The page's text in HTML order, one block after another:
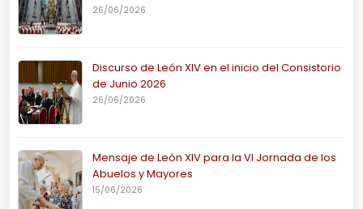
26/06/2026
Discurso de León XIV en el inicio del Consistorio
de Junio 2026
26/06/2026
Mensaje de León XIV para la VI Jornada de los
Abuelos y Mayores
15/06/2026